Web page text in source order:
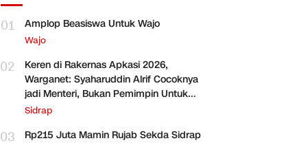
01 Amplop Beasiswa Untuk Wajo
Wajo
02
Keren di Rakernas Apkasi 2026,
Warganet: Syaharuddin Alrif Cocoknya
jadi Menteri, Bukan Pemimpin Untuk
Sidrap Saja
Sidrap
03
Rp215 Juta Mamin Rujab Sekda Sidrap